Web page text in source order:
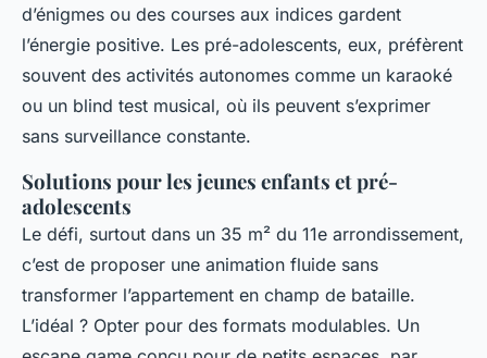
d’énigmes ou des courses aux indices gardent
l’énergie positive. Les pré-adolescents, eux, préfèrent
souvent des activités autonomes comme un karaoké
ou un blind test musical, où ils peuvent s’exprimer
sans surveillance constante.
Solutions pour les jeunes enfants et pré-
adolescents
Le défi, surtout dans un 35 m² du 11e arrondissement,
c’est de proposer une animation fluide sans
transformer l’appartement en champ de bataille.
L’idéal ? Opter pour des formats modulables. Un